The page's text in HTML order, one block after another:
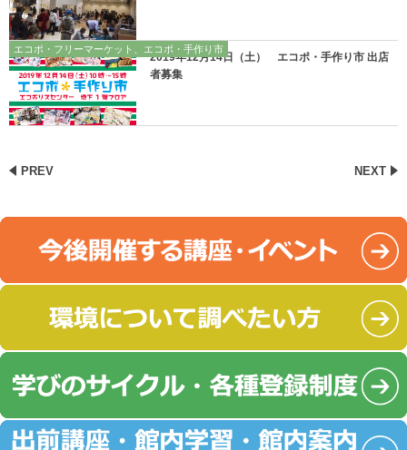
エコポ・フリーマーケット、エコポ・手作り市
2019年12月14日（土） エコポ・手作り市 出店
者募集
PREV NEXT